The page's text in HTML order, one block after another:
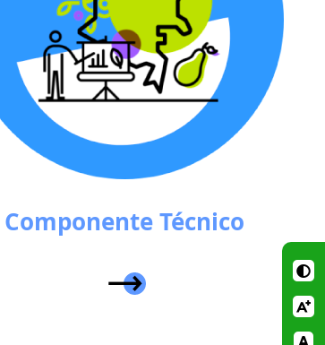
Componente Técnico